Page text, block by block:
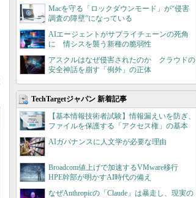
Macを守る「ロックダウンモード」が“侵害
調査の障壁”になっている
AIエージェントがサプライチェーンの死角
に 情シスを襲う新種の脆弱性
アスクルはなぜ侵害されたのか クラウドの
安全神話を崩す「例外」の正体
TechTargetジャパン 新着記事
【基本情報技術者試験】情報漏えいを防ぎ、
ファイルを保護する「アクセス権」の基本
AIガバナンスに人文学が必要な理由
Broadcom値上げで加速するVMware移行
HPE幹部が明かすAI時代の備え
なぜAnthropicの「Claude」は暴走し、現実の